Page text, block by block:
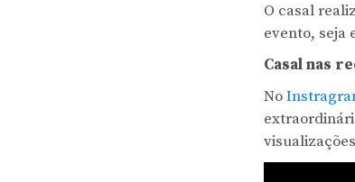
O casal
evento, seja
Casal nas
No